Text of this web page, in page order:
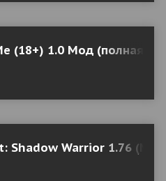
(18+) 1.0 Мод (полная
Shadow Warrior 1.76